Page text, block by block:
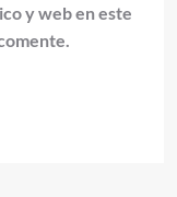
y web en este